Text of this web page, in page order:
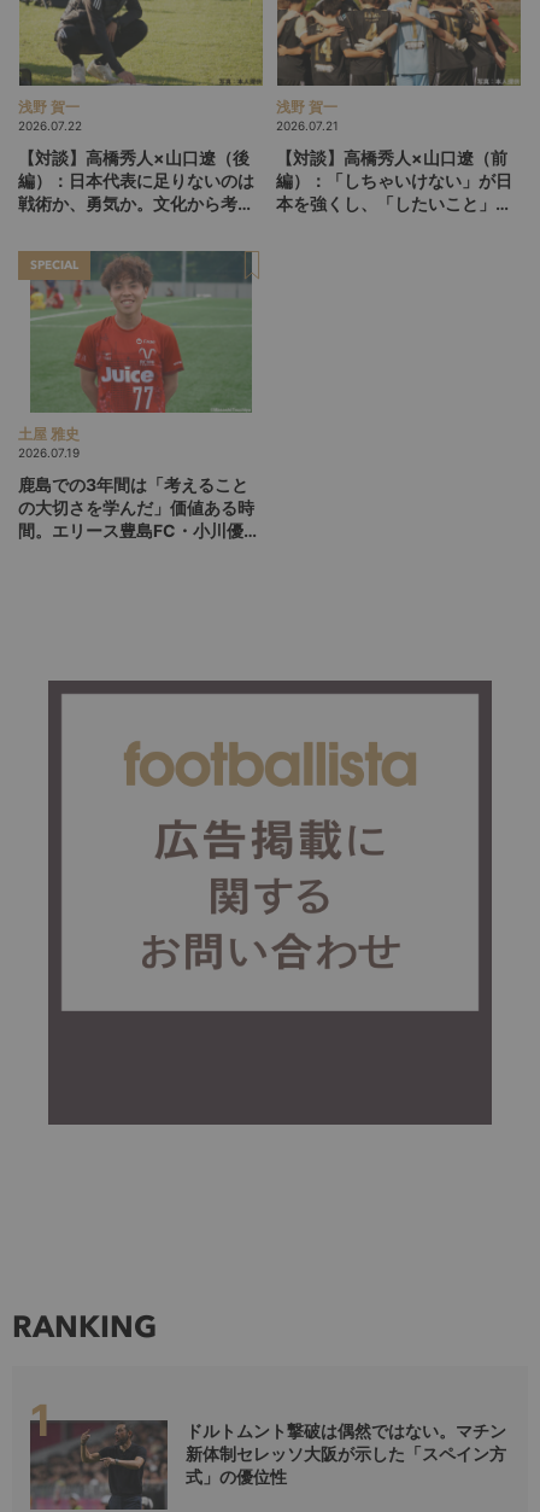
浅野 賀一
2026.07.22
【対談】高橋秀人×山口遼（後
編）：日本代表に足りないのは
戦術か、勇気か。文化から考え
浅野 賀一
2026.07.21
【対談】高橋秀人×山口遼（前
編）：「しちゃいけない」が日
本を強くし、「したいこと」が
SPECIAL
土屋 雅史
2026.07.19
鹿島での3年間は「考えること
の大切さを学んだ」価値ある時
間。エリース豊島FC・小川優介
RANKING
ドルトムント撃破は偶然ではない。マチン
新体制セレッソ大阪が示した「スペイン方
式」の優位性